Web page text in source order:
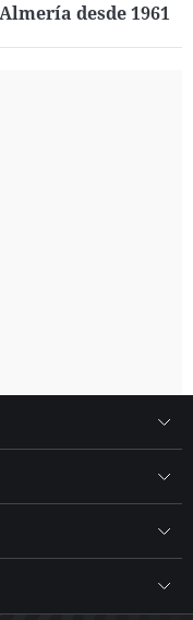
desde 1961